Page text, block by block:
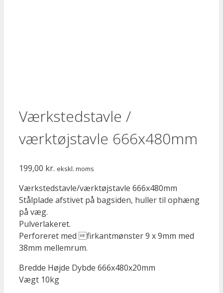
Værkstedstavle /
værktøjstavle 666x480mm
199,00 kr. ekskl. moms
Værkstedstavle/værktøjstavle 666x480mm
Stålplade afstivet på bagsiden, huller til ophæng
på væg.
Pulverlakeret.
Perforeret med firkantmønster 9 x 9mm med
38mm mellemrum.
Bredde Højde Dybde 666x480x20mm
Vægt 10kg